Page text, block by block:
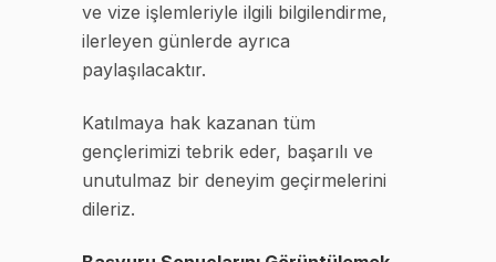
ve vize işlemleriyle ilgili bilgilendirme,
ilerleyen günlerde ayrıca
paylaşılacaktır.
Katılmaya hak kazanan tüm
gençlerimizi tebrik eder, başarılı ve
unutulmaz bir deneyim geçirmelerini
dileriz.